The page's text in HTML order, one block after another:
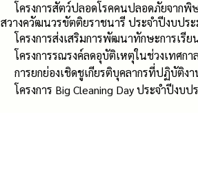
โครงการสัตว์ปลอดโรคคนปลอดภัยจาก
สวางควัฒนวรขัตติยราชนารี ประจำปีงบปร
โครงการส่งเสริมการพัฒนาทักษะการเ
โครงการรณรงค์ลดอุบัติเหตุในช่วงเทศก
การยกย่องเชิดชูเกียรติบุคลากรที่ปฏิบัติ
โครงการ Big Cleaning Day ประจำปีง